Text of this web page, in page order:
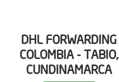
DHL FORWARDING
COLOMBIA - TABIO,
CUNDINAMARCA